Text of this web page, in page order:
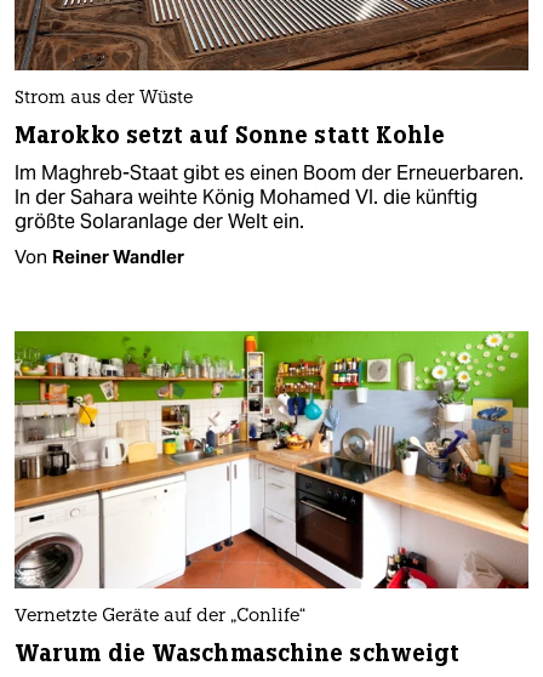
Strom aus der Wüste
Marokko setzt auf Sonne statt Kohle
Im Maghreb-Staat gibt es einen Boom der Erneuerbaren.
In der Sahara weihte König Mohamed VI. die künftig
größte Solaranlage der Welt ein.
Von Reiner Wandler
Vernetzte Geräte auf der „Conlife“
Warum die Waschmaschine schweigt